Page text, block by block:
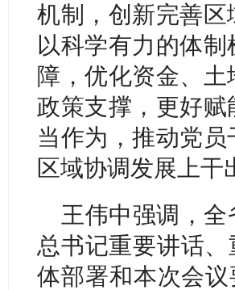
机制，创新完善
以科学有力的体
障，优化资金、
政策支撑，更好
当作为，推动党
区域协调发展上干
王伟中强调，
总书记重要讲话、
体部署和本次会